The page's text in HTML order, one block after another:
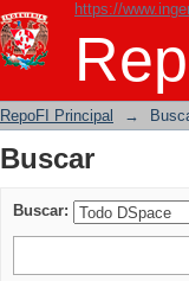
https://
Buscar
RepoFI Principal →
Buscar
Buscar: